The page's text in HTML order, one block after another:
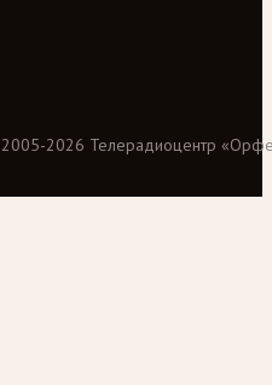
2005-2026 Телерадиоцентр